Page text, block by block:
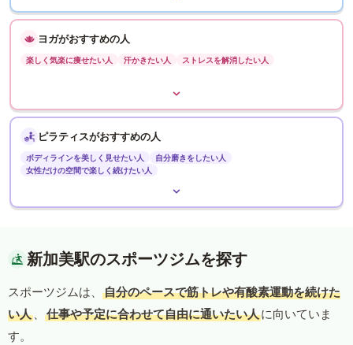
ヨガがおすすめの人
楽しく気楽に痩せたい人 汗かきたい人 ストレスを解消したい人
ピラティスがおすすめの人
ボディラインを美しく見せたい人
自分磨きをしたい人
女性だけの空間で楽しく続けたい人
新加美駅のスポーツジムを探す
スポーツジムは、
自分のペースで筋トレや有酸素運動を続けた
い人 、 仕事や予定に合わせて自由に通いたい人に向いていま
す。